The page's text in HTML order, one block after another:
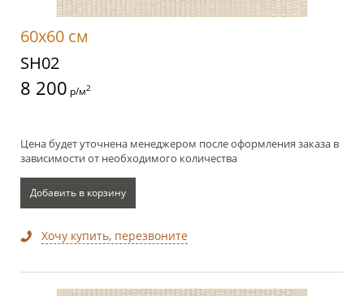
60x60 см
SH02
8 200 р/м2
Цена будет уточнена менеджером после оформления заказа в
зависимости от необходимого количества
Добавить в корзину
Хочу купить, перезвоните